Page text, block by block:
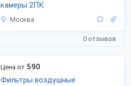
камеры 2ПК
Москва
0 отзывов
Цена от 590
Фильтры воздушные